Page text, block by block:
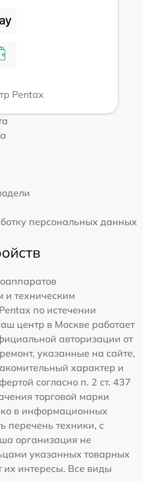
Pentax
персональных данных
техническим
по истечении
центр в Москве работает
авторизации от
указанные на сайте,
характер и
согласно п. 2 ст. 437
торговой марки
в информационных
перечень техники, с
организация не
указанных товарных
их интересы. Все виды